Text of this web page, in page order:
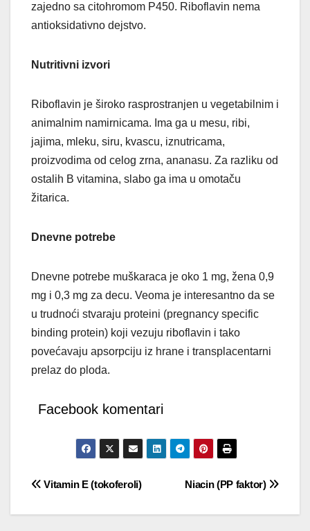
zajedno sa citohromom P450. Riboflavin nema
antioksidativno dejstvo.
Nutritivni izvori
Riboflavin je široko rasprostranjen u vegetabilnim i
animalnim namirnicama. Ima ga u mesu, ribi,
jajima, mleku, siru, kvascu, iznutricama,
proizvodima od celog zrna, ananasu. Za razliku od
ostalih B vitamina, slabo ga ima u omotaču
žitarica.
Dnevne potrebe
Dnevne potrebe muškaraca je oko 1 mg, žena 0,9
mg i 0,3 mg za decu. Veoma je interesantno da se
u trudnoći stvaraju proteini (pregnancy specific
binding protein) koji vezuju riboflavin i tako
povećavaju apsorpciju iz hrane i transplacentarni
prelaz do ploda.
Facebook komentari
Kretanje
članka
Niacin (PP faktor)
Vitamin E (tokoferoli)